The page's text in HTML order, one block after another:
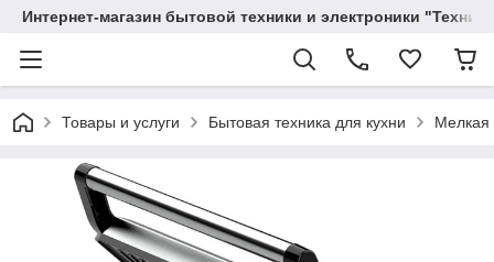
Интернет-магазин бытовой техники и электроники
Товары и услуги Бытовая техника для кухни Мелкая